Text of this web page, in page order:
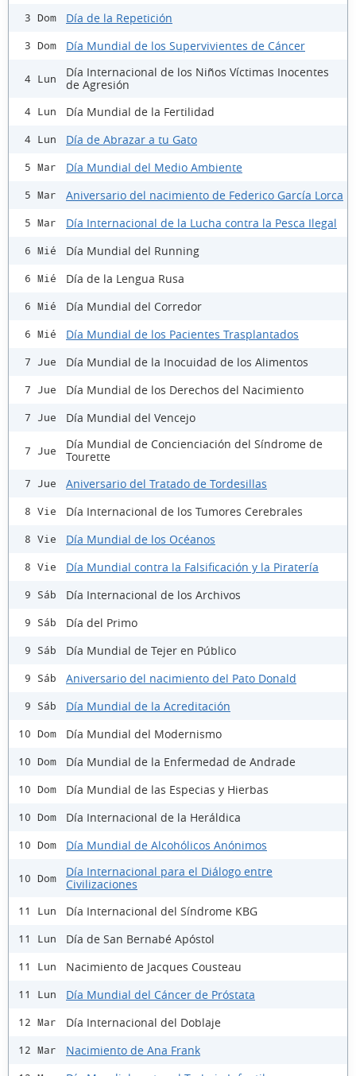
3 Dom Día de la Repetición
3 Dom Día Mundial de los Supervivientes de Cáncer
4 Lun
Día Internacional de los Niños Víctimas Inocentes
de Agresión
4 Lun Día Mundial de la Fertilidad
4 Lun Día de Abrazar a tu Gato
5 Mar Día Mundial del Medio Ambiente
5 Mar Aniversario del nacimiento de Federico García Lorca
5 Mar Día Internacional de la Lucha contra la Pesca Ilegal
6 Mié Día Mundial del Running
6 Mié Día de la Lengua Rusa
6 Mié Día Mundial del Corredor
6 Mié Día Mundial de los Pacientes Trasplantados
7 Jue Día Mundial de la Inocuidad de los Alimentos
7 Jue Día Mundial de los Derechos del Nacimiento
7 Jue Día Mundial del Vencejo
7 Jue
Día Mundial de Concienciación del Síndrome de
Tourette
7 Jue Aniversario del Tratado de Tordesillas
8 Vie Día Internacional de los Tumores Cerebrales
8 Vie Día Mundial de los Océanos
8 Vie Día Mundial contra la Falsificación y la Piratería
9 Sáb Día Internacional de los Archivos
9 Sáb Día del Primo
9 Sáb Día Mundial de Tejer en Público
9 Sáb Aniversario del nacimiento del Pato Donald
9 Sáb Día Mundial de la Acreditación
10 Dom Día Mundial del Modernismo
10 Dom Día Mundial de la Enfermedad de Andrade
10 Dom Día Mundial de las Especias y Hierbas
10 Dom Día Internacional de la Heráldica
10 Dom Día Mundial de Alcohólicos Anónimos
10 Dom
Día Internacional para el Diálogo entre
Civilizaciones
11 Lun Día Internacional del Síndrome KBG
11 Lun Día de San Bernabé Apóstol
11 Lun Nacimiento de Jacques Cousteau
11 Lun Día Mundial del Cáncer de Próstata
12 Mar Día Internacional del Doblaje
12 Mar Nacimiento de Ana Frank